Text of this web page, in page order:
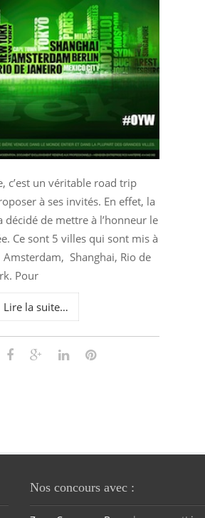
c’est un véritable road trip
à ses invités. En effet, la
décidé de mettre à l’honneur le
Ce sont 5 villes qui sont mis à
Amsterdam, Shanghai, Rio de
Pour
Lire la suite…
Nos concours avec :